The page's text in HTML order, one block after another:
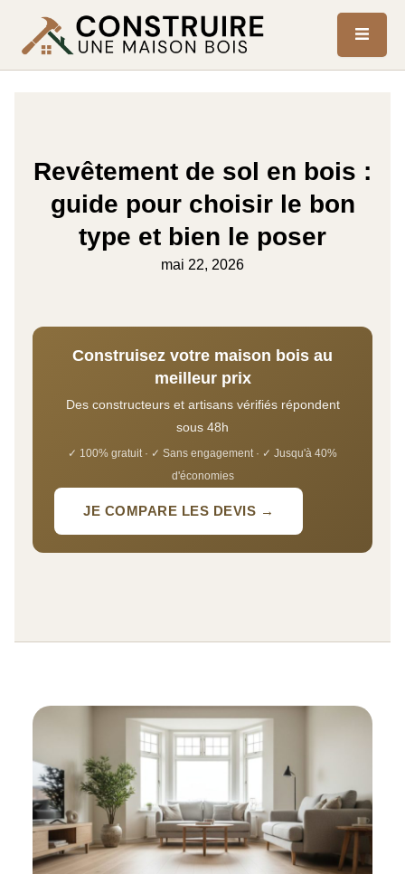
Revêtement de sol en bois :
guide pour choisir le bon
type et bien le poser
mai 22, 2026
Construisez votre maison bois au
meilleur prix
Des constructeurs et artisans vérifiés répondent
sous 48h
✓ 100% gratuit · ✓ Sans engagement · ✓ Jusqu'à 40%
d'économies
JE COMPARE LES DEVIS →